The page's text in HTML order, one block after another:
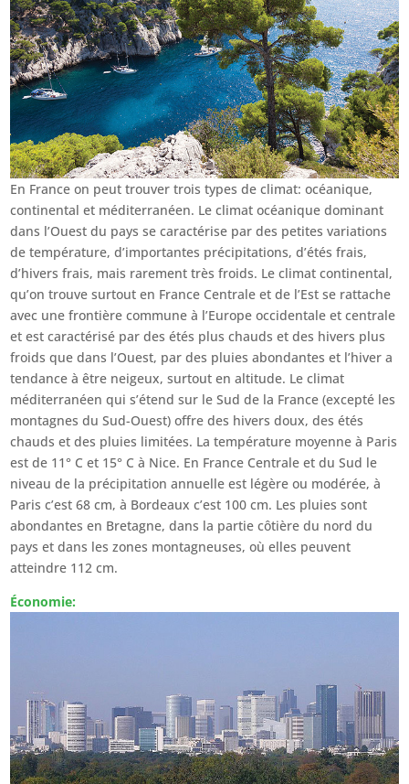
En France on peut trouver trois types de climat: océanique,
continental et méditerranéen. Le climat océanique dominant
dans l’Ouest du pays se caractérise par des petites variations
de température, d’importantes précipitations, d’étés frais,
d’hivers frais, mais rarement très froids. Le climat continental,
qu’on trouve surtout en France Centrale et de l’Est se rattache
avec une frontière commune à l’Europe occidentale et centrale
et est caractérisé par des étés plus chauds et des hivers plus
froids que dans l’Ouest, par des pluies abondantes et l’hiver a
tendance à être neigeux, surtout en altitude. Le climat
méditerranéen qui s’étend sur le Sud de la France (excepté les
montagnes du Sud-Ouest) offre des hivers doux, des étés
chauds et des pluies limitées. La température moyenne à Paris
est de 11° C et 15° C à Nice. En France Centrale et du Sud le
niveau de la précipitation annuelle est légère ou modérée, à
Paris c’est 68 cm, à Bordeaux c’est 100 cm. Les pluies sont
abondantes en Bretagne, dans la partie côtière du nord du
pays et dans les zones montagneuses, où elles peuvent
atteindre 112 cm.
Économie: